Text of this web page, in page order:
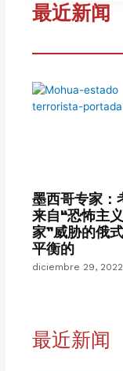
最近新闻
墨西哥专家：
来自“恐怖主
家”威胁的俄
平衡的
diciembre 29, 2022
最近新闻